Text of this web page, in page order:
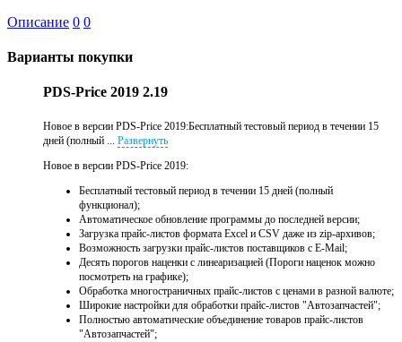
Описание 0 0
Варианты покупки
PDS-Price 2019 2.19
Новое в версии PDS-Price 2019:Бесплатный тестовый период в течении 15
дней (полный ... Развернуть
Новое в версии PDS-Price 2019:
Бесплатный тестовый период в течении 15 дней (полный
функционал);
Автоматическое обновление программы до последней версии;
Загрузка прайс-листов формата Excel и CSV даже из zip-архивов;
Возможность загрузки прайс-листов поставщиков с E-Mail;
Десять порогов наценки с линеаризацией (Пороги наценок можно
посмотреть на графике);
Обработка многостраничных прайс-листов с ценами в разной валюте;
Широкие настройки для обработки прайс-листов "Автозапчастей";
Полностью автоматические объединение товаров прайс-листов
"Автозапчастей";